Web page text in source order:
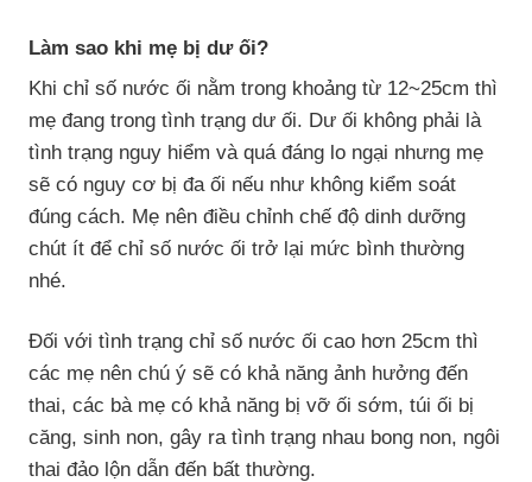
Làm sao khi mẹ bị dư ối?
Khi chỉ số nước ối nằm trong khoảng từ 12~25cm thì
mẹ đang trong tình trạng dư ối. Dư ối không phải là
tình trạng nguy hiểm và quá đáng lo ngại nhưng mẹ
sẽ có nguy cơ bị đa ối nếu như không kiểm soát
đúng cách. Mẹ nên điều chỉnh chế độ dinh dưỡng
chút ít để chỉ số nước ối trở lại mức bình thường
nhé.
Đối với tình trạng chỉ số nước ối cao hơn 25cm thì
các mẹ nên chú ý sẽ có khả năng ảnh hưởng đến
thai, các bà mẹ có khả năng bị vỡ ối sớm, túi ối bị
căng, sinh non, gây ra tình trạng nhau bong non, ngôi
thai đảo lộn dẫn đến bất thường.